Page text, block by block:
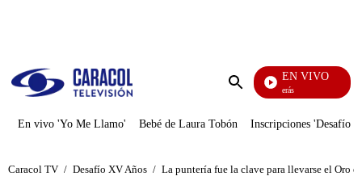
Enviar
EN VIVO
También Caerás
En vivo 'Yo Me Llamo' Bebé de Laura Tobón Inscripciones 'Desafío'
Caracol TV / Desafío XV Años / La puntería fue la clave para llevarse el Oro